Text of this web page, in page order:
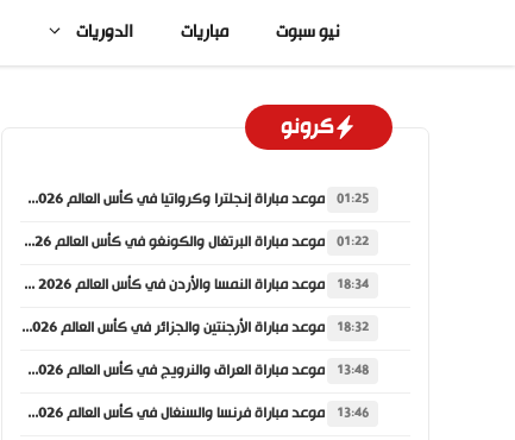
المحتوى
نيو سبوت مباريات الدوريات
كرونو
01:25 موعد مباراة إنجلترا وكرواتيا في كأس العالم 2026 والقنوات الناقلة
01:22 موعد مباراة البرتغال والكونغو في كأس العالم 2026 والقنوات الناقلة
18:34 موعد مباراة النمسا والأردن في كأس العالم 2026 والقنوات الناقلة
18:32 موعد مباراة الأرجنتين والجزائر في كأس العالم 2026 والقنوات الناقلة
13:48 موعد مباراة العراق والنرويج في كأس العالم 2026 والقنوات الناقلة
13:46 موعد مباراة فرنسا والسنغال في كأس العالم 2026 والقنوات الناقلة